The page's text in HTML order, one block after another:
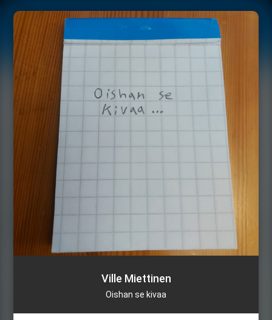
Ville Miettinen
Oishan se kivaa